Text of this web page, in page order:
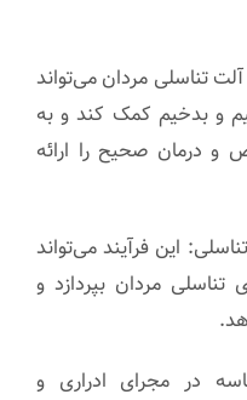
آلت تناسلی مردان می‌تواند
و بدخیم کمک کند و به
و درمان صحیح را ارائه
این فرآیند می‌تواند
مردان بپردازد و
در مجرای ادراری و